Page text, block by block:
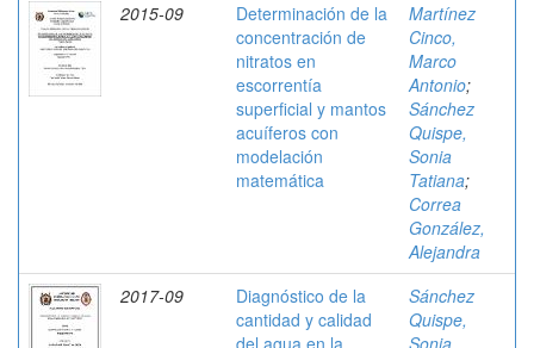
2015-09
Determinación de la
concentración de
nitratos en
escorrentía
superficial y mantos
acuíferos con
modelación
matemática
Martínez
Cinco,
Marco
Antonio;
Sánchez
Quispe,
Sonia
Tatiana;
Correa
González,
Alejandra
2017-09
Diagnóstico de la
cantidad y calidad
del agua en la
Sánchez
Quispe,
Sonia